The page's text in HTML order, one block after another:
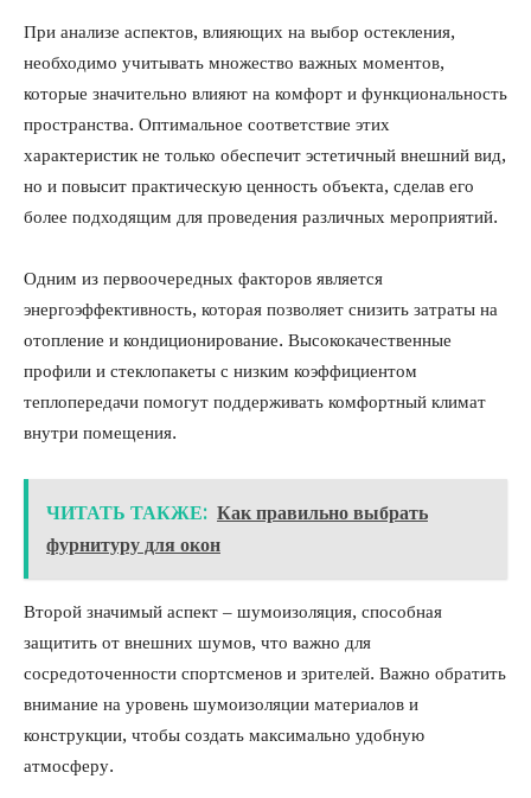
При анализе аспектов, влияющих на выбор остекления,
необходимо учитывать множество важных моментов,
которые значительно влияют на комфорт и функциональность
пространства. Оптимальное соответствие этих
характеристик не только обеспечит эстетичный внешний вид,
но и повысит практическую ценность объекта, сделав его
более подходящим для проведения различных мероприятий.
Одним из первоочередных факторов является
энергоэффективность, которая позволяет снизить затраты на
отопление и кондиционирование. Высококачественные
профили и стеклопакеты с низким коэффициентом
теплопередачи помогут поддерживать комфортный климат
внутри помещения.
ЧИТАТЬ ТАКЖЕ: Как правильно выбрать
фурнитуру для окон
Второй значимый аспект – шумоизоляция, способная
защитить от внешних шумов, что важно для
сосредоточенности спортсменов и зрителей. Важно обратить
внимание на уровень шумоизоляции материалов и
конструкции, чтобы создать максимально удобную
атмосферу.